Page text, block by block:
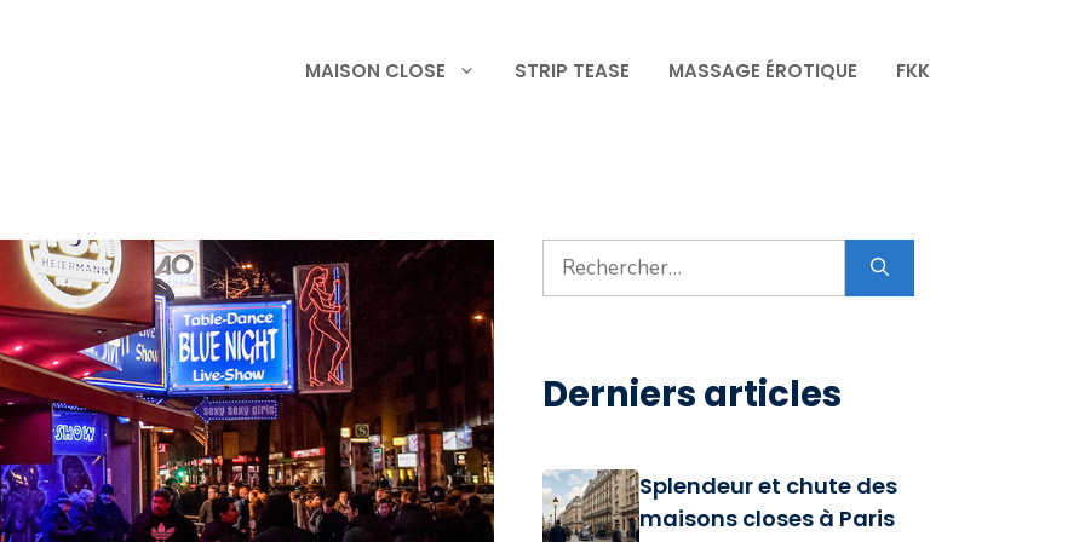
MAISON CLOSE STRIP TEASE MASSAGE ÉROTIQUE FKK
Rechercher :
Derniers articles
Splendeur et chute des
maisons closes à Paris